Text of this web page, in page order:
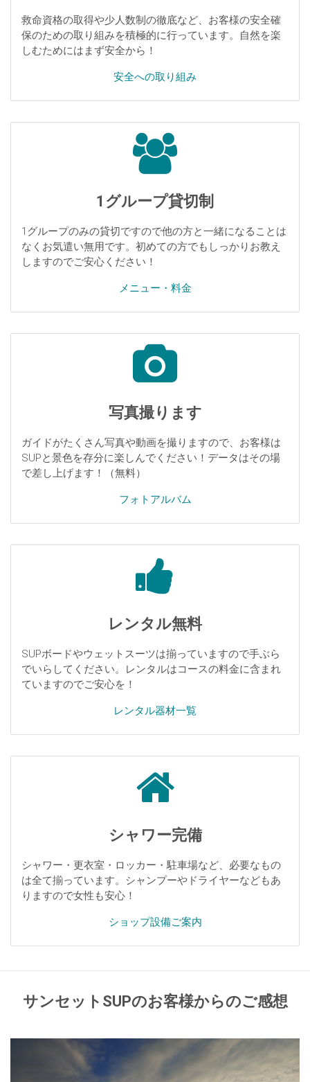
救命資格の取得や少人数制の徹底など、お客様の安全確
保のための取り組みを積極的に行っています。自然を楽
しむためにはまず安全から！
安全への取り組み
1グループ貸切制
1グループのみの貸切ですので他の方と一緒になることは
なくお気遣い無用です。初めての方でもしっかりお教え
しますのでご安心ください！
メニュー・料金
写真撮ります
ガイドがたくさん写真や動画を撮りますので、お客様は
SUPと景色を存分に楽しんでください！データはその場
で差し上げます！（無料）
フォトアルバム
レンタル無料
SUPボードやウェットスーツは揃っていますので手ぶら
でいらしてください。レンタルはコースの料金に含まれ
ていますのでご安心を！
レンタル器材一覧
シャワー完備
シャワー・更衣室・ロッカー・駐車場など、必要なもの
は全て揃っています。シャンプーやドライヤーなどもあ
りますので女性も安心！
ショップ設備ご案内
サンセットSUPのお客様からのご感想